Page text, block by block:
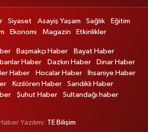
Siyaset Asayiş Yaşam Sağlık
Eğitim
Ekonomi Magazin Etkinlikler
Başmakçı Haber
Bayat Haber
Haber Dazkırı Haber
Dinar Haber
Haber Hocalar Haber
İhsaniye Haber
Kızılören Haber
Sandıklı Haber
Şuhut Haber Sultandağı haber
Haber Yazılımı: TE Bilişim